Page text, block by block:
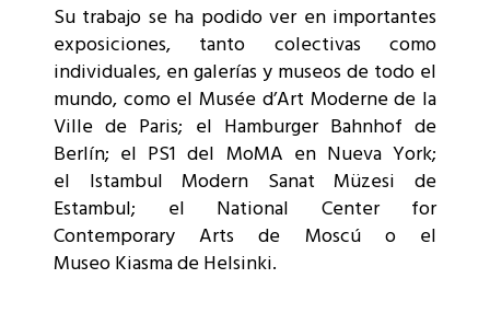
Su trabajo se ha podido ver en importantes
exposiciones, tanto colectivas como
individuales, en galerías y museos de todo el
mundo, como el Musée d’Art Moderne de la
Ville de Paris; el Hamburger Bahnhof de
Berlín; el PS1 del MoMA en Nueva York;
el Istambul Modern Sanat Müzesi de
Estambul; el National Center for
Contemporary Arts de Moscú o el
Museo Kiasma de Helsinki.